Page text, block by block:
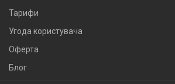
Тарифи
Угода користувача
Оферта
Блог